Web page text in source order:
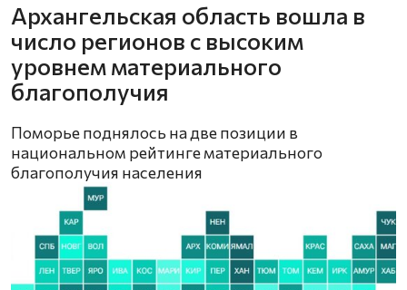
Архангельская область вошла в
число регионов с высоким
уровнем материального
благополучия
Поморье поднялось на две позиции в
национальном рейтинге материального
благополучия населения